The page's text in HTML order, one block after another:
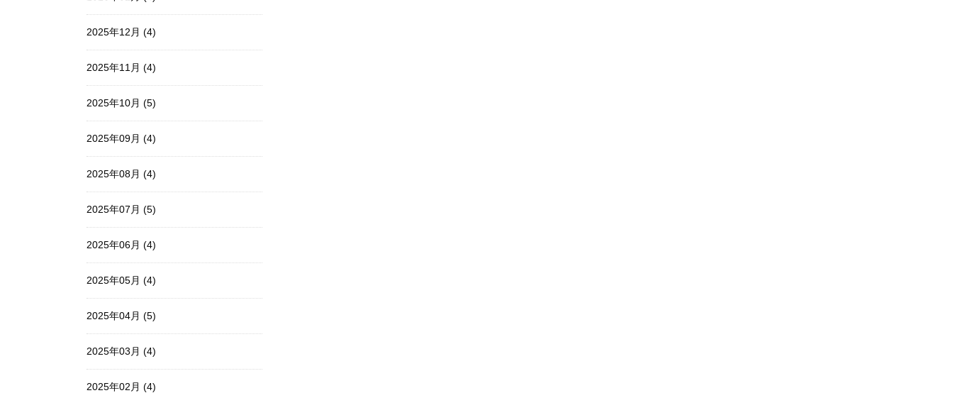
2025年12月 (4)
2025年11月 (4)
2025年10月 (5)
2025年09月 (4)
2025年08月 (4)
2025年07月 (5)
2025年06月 (4)
2025年05月 (4)
2025年04月 (5)
2025年03月 (4)
2025年02月 (4)